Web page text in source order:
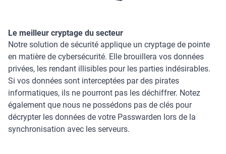
Le meilleur cryptage du secteur
Notre solution de sécurité applique un cryptage de pointe
en matière de cybersécurité. Elle brouillera vos données
privées, les rendant illisibles pour les parties indésirables.
Si vos données sont interceptées par des pirates
informatiques, ils ne pourront pas les déchiffrer. Notez
également que nous ne possédons pas de clés pour
décrypter les données de votre Passwarden lors de la
synchronisation avec les serveurs.